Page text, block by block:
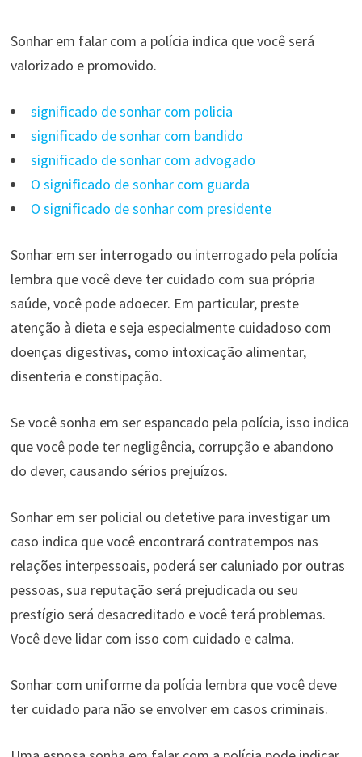
Sonhar em falar com a polícia indica que você será
valorizado e promovido.
significado de sonhar com policia
significado de sonhar com bandido
significado de sonhar com advogado
O significado de sonhar com guarda
O significado de sonhar com presidente
Sonhar em ser interrogado ou interrogado pela polícia
lembra que você deve ter cuidado com sua própria
saúde, você pode adoecer. Em particular, preste
atenção à dieta e seja especialmente cuidadoso com
doenças digestivas, como intoxicação alimentar,
disenteria e constipação.
Se você sonha em ser espancado pela polícia, isso indica
que você pode ter negligência, corrupção e abandono
do dever, causando sérios prejuízos.
Sonhar em ser policial ou detetive para investigar um
caso indica que você encontrará contratempos nas
relações interpessoais, poderá ser caluniado por outras
pessoas, sua reputação será prejudicada ou seu
prestígio será desacreditado e você terá problemas.
Você deve lidar com isso com cuidado e calma.
Sonhar com uniforme da polícia lembra que você deve
ter cuidado para não se envolver em casos criminais.